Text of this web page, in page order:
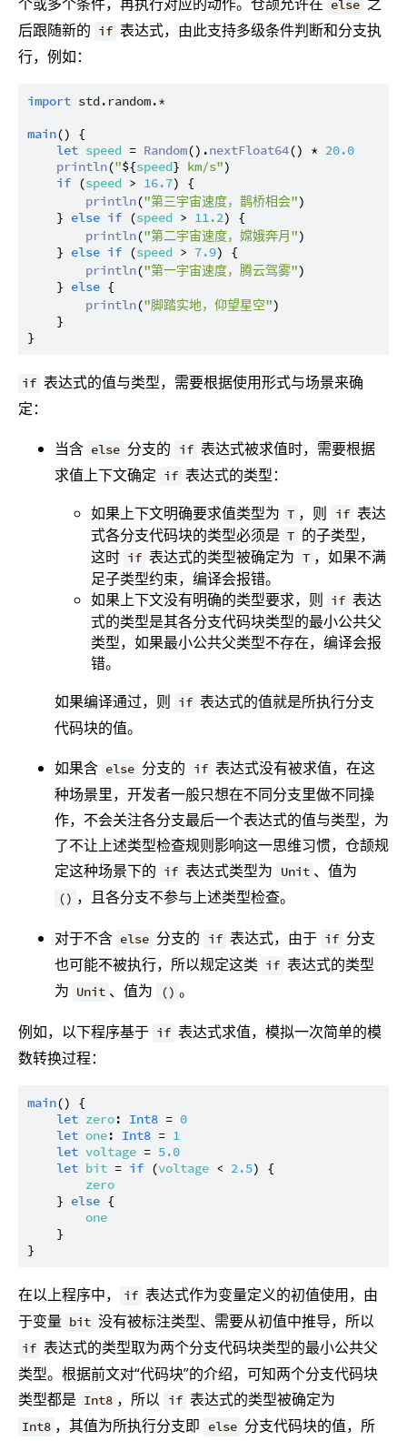
else
后跟随新的 if 表达式，由此支持多级条件判断和分支执
行，例如：
import std.random.*
main() {
let speed = Random().nextFloat64() * 20.0
println("${speed} km/s")
if (speed > 16.7) {
println("第三宇宙速度，鹊桥相会")
    }
else if (speed > 11.2) {
println("第二宇宙速度，嫦娥奔月")
    }
else if (speed > 7.9) {
println("第一宇宙速度，腾云驾雾")
    }
else {
println("脚踏实地，仰望星空")
    }
if 表达式的值与类型，需要根据使用形式与场景来确
定：
当含 else 分支的 if 表达式被求值时，需要根据
求值上下文确定 if 表达式的类型：
如果上下文明确要求值类型为 T ，则 if 表达
式各分支代码块的类型必须是 T 的子类型，
这时 if 表达式的类型被确定为 T ，如果不满
足子类型约束，编译会报错。
如果上下文没有明确的类型要求，则 if 表达
式的类型是其各分支代码块类型的最小公共父
类型，如果最小公共父类型不存在，编译会报
错。
如果编译通过，则 if 表达式的值就是所执行分支
代码块的值。
如果含 else 分支的 if 表达式没有被求值，在这
种场景里，开发者一般只想在不同分支里做不同操
作，不会关注各分支最后一个表达式的值与类型，为
了不让上述类型检查规则影响这一思维习惯，仓颉规
定这种场景下的 if 表达式类型为 Unit 、值为
() ，且各分支不参与上述类型检查。
对于不含 else 分支的 if 表达式，由于 if 分支
也可能不被执行，所以规定这类 if 表达式的类型
为 Unit 、值为 () 。
例如，以下程序基于 if 表达式求值，模拟一次简单的模
数转换过程：
main() {
let zero: Int8 = 0
let one: Int8 = 1
let voltage = 5.0
let bit = if (voltage < 2.5) {
zero
    }
else {
one
    }
在以上程序中， if 表达式作为变量定义的初值使用，由
于变量 bit 没有被标注类型、需要从初值中推导，所以
if 表达式的类型取为两个分支代码块类型的最小公共父
类型。根据前文对“代码块”的介绍，可知两个分支代码块
类型都是 Int8 ，所以 if 表达式的类型被确定为
Int8 ，其值为所执行分支即 else 分支代码块的值，所